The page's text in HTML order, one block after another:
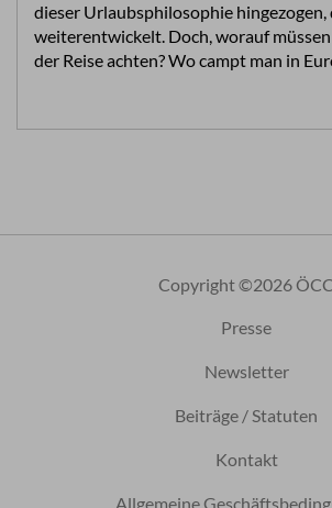
dieser Urlaubsphilosophie hingezogen,
weiterentwickelt. Doch, worauf
der Reise achten? Wo campt man in
Copyright ©2026 ÖCC
Presse
Newsletter
Beiträge / Statuten
Kontakt
Allgemeine